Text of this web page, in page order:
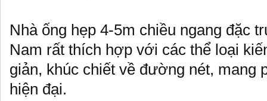
Nhà ống hẹp 4-5m chiều ngang đặc
Nam rất thích hợp với các thể loại
giản, khúc chiết về đường nét, mang
hiện đại.